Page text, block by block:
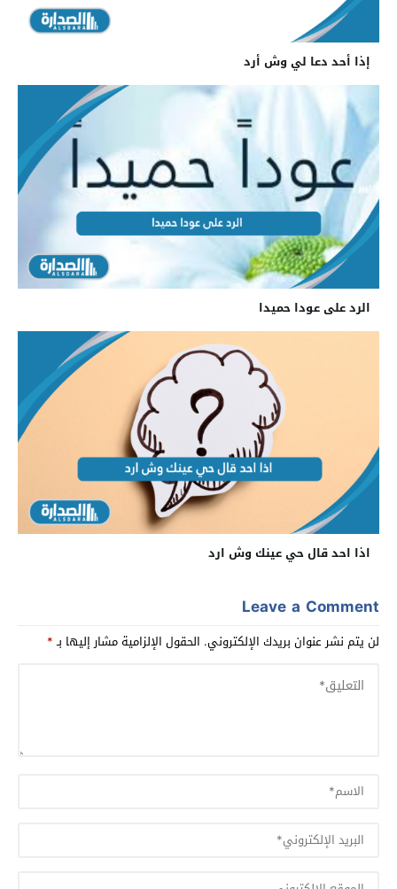
إذا أحد دعا لي وش أرد
الرد على عودا حميدا
اذا احد قال حي عينك وش ارد
Leave a Comment
لن يتم نشر عنوان بريدك الإلكتروني. الحقول الإلزامية مشار إليها بـ*